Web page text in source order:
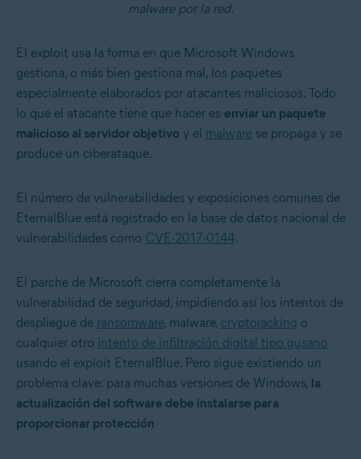
malware por la red.
El exploit usa la forma en que Microsoft Windows
gestiona, o más bien gestiona mal, los paquetes
especialmente elaborados por atacantes maliciosos. Todo
lo que el atacante tiene que hacer es enviar un paquete
malicioso al servidor objetivo y el malware se propaga y se
produce un ciberataque.
El número de vulnerabilidades y exposiciones comunes de
EternalBlue está registrado en la base de datos nacional de
vulnerabilidades como CVE-2017-0144.
El parche de Microsoft cierra completamente la
vulnerabilidad de seguridad, impidiendo así los intentos de
despliegue de ransomware, malware, cryptojacking o
cualquier otro intento de infiltración digital tipo gusano
usando el exploit EternalBlue. Pero sigue existiendo un
problema clave: para muchas versiones de Windows, la
actualización del software debe instalarse para
proporcionar protección